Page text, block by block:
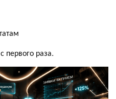
первого раза.